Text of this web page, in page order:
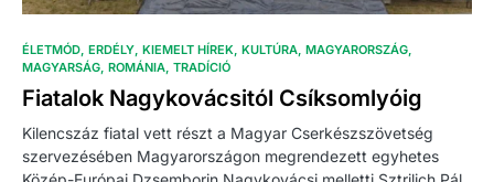
ÉLETMÓD ERDÉLY KIEMELT HÍREK KULTÚRA MAGYARORSZÁG
MAGYARSÁG ROMÁNIA TRADÍCIÓ
Fiatalok Nagykovácsitól Csíksomlyóig
Kilencszáz fiatal vett részt a Magyar Cserkészszövetség
szervezésében Magyarországon megrendezett egyhetes